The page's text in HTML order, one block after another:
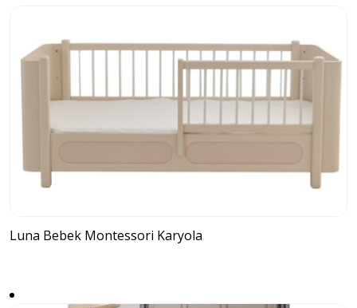
Luna Bebek Montessori Karyola